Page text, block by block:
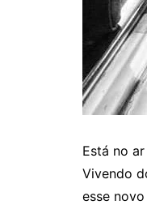
Está no
Vivendo
esse